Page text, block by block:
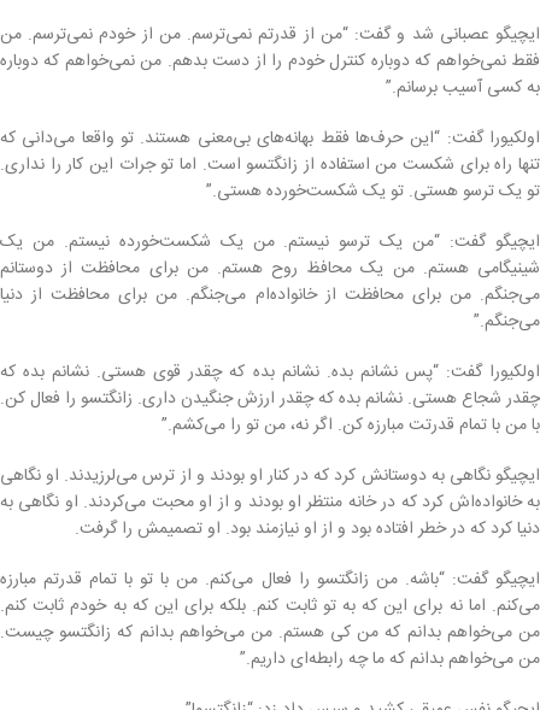
ایچیگو عصبانی شد و گفت: “من از قدرتم نمی‌ترسم. من از خودم نمی‌ترسم. من
فقط نمی‌خواهم که دوباره کنترل خودم را از دست بدهم. من نمی‌خواهم که دوباره
به کسی آسیب برسانم.”
اولکیورا گفت: “این حرف‌ها فقط بهانه‌های بی‌معنی هستند. تو واقعا می‌دانی که
تنها راه برای شکست من استفاده از زانگتسو است. اما تو جرات این کار را نداری.
تو یک ترسو هستی. تو یک شکست‌خورده هستی.”
ایچیگو گفت: “من یک ترسو نیستم. من یک شکست‌خورده نیستم. من یک
شینیگامی هستم. من یک محافظ روح هستم. من برای محافظت از دوستانم
می‌جنگم. من برای محافظت از خانواده‌ام می‌جنگم. من برای محافظت از دنیا
می‌جنگم.”
اولکیورا گفت: “پس نشانم بده. نشانم بده که چقدر قوی هستی. نشانم بده که
چقدر شجاع هستی. نشانم بده که چقدر ارزش جنگیدن داری. زانگتسو را فعال کن.
با من با تمام قدرتت مبارزه کن. اگر نه، من تو را می‌کشم.”
ایچیگو نگاهی به دوستانش کرد که در کنار او بودند و از ترس می‌لرزیدند. او نگاهی
به خانواده‌اش کرد که در خانه منتظر او بودند و از او محبت می‌کردند. او نگاهی به
دنیا کرد که در خطر افتاده بود و از او نیازمند بود. او تصمیمش را گرفت.
ایچیگو گفت: “باشه. من زانگتسو را فعال می‌کنم. من با تو با تمام قدرتم مبارزه
می‌کنم. اما نه برای این که به تو ثابت کنم. بلکه برای این که به خودم ثابت کنم.
من می‌خواهم بدانم که من کی هستم. من می‌خواهم بدانم که زانگتسو چیست.
من می‌خواهم بدانم که ما چه رابطه‌ای داریم.”